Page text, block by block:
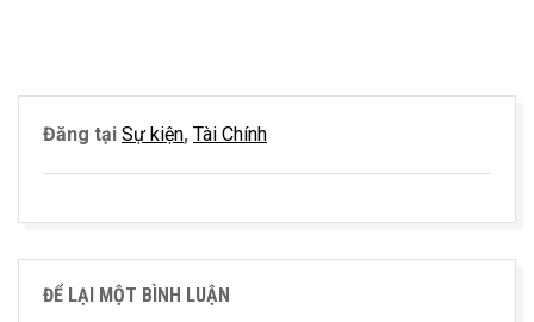
Đăng tại Sự kiện, Tài Chính
ĐỂ LẠI MỘT BÌNH LUẬN